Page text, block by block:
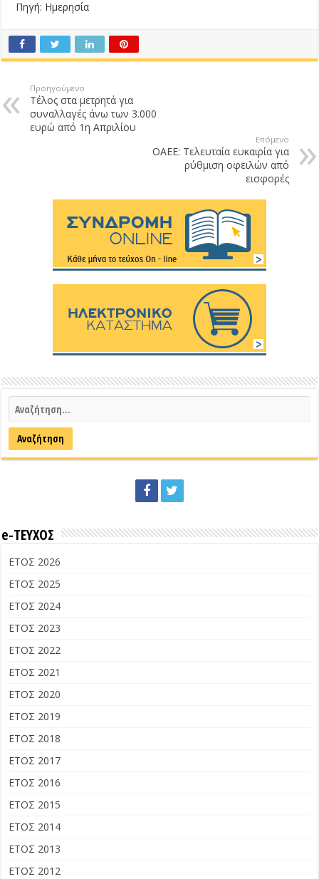
Πηγή: Ημερησία
Προηγούμενο
Τέλος στα μετρητά για
συναλλαγές άνω των 3.000
ευρώ από 1η Απριλίου
Επόμενο
ΟΑΕΕ: Τελευταία ευκαιρία για
ρύθμιση οφειλών από
εισφορές
e-ΤΕΥΧΟΣ
ΕΤΟΣ 2026
ΕΤΟΣ 2025
ΕΤΟΣ 2024
ΕΤΟΣ 2023
ΕΤΟΣ 2022
ΕΤΟΣ 2021
ΕΤΟΣ 2020
ΕΤΟΣ 2019
ΕΤΟΣ 2018
ΕΤΟΣ 2017
ΕΤΟΣ 2016
ΕΤΟΣ 2015
ΕΤΟΣ 2014
ΕΤΟΣ 2013
ΕΤΟΣ 2012